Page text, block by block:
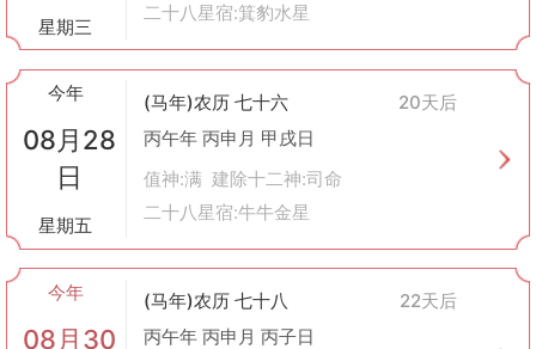
星期三
二十八星宿:箕豹水星
今年
08月28
日
星期五
(马年)农历 七十六
20天后
丙午年 丙申月 甲戌日
值神:满 建除十二神:司命
二十八星宿:牛牛金星
今年
08月30
(马年)农历 七十八
22天后
丙午年 丙申月 丙子日